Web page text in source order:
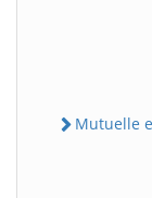
Mutuelle